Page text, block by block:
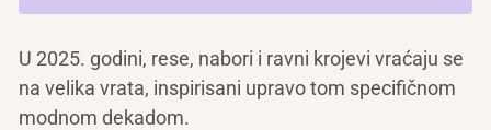
U 2025. godini, rese, nabori i ravni krojevi vraćaju se
na velika vrata, inspirisani upravo tom specifičnom
modnom dekadom.